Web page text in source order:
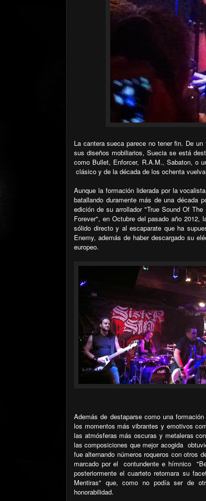
La cantera sueca parece no tener fin. De
sus diseños mobiliarios, Suecia se está
como Bullet, Enforcer, R.A.M., Sabaton, o
clásico y de la década de los ochenta
Aunque la formación liderada por la
batallando duramente más de una década
edición de su arrollador "True Sound Of
Forever", en Octubre del pasado año 2012,
sólido directo y al escaparate que ha
Enemy, además de haber descargado su
europeo.
Además de destaparse como una
los momentos más vibrantes y emotivos
las atmósferas más oscuras y metaleras
las composiciones que mejor acogida
fue alternando números roqueros con otros
marcado por el
contundente e hímnico
posteriormente el cuarteto retomara su
Mentiras" que, como no podía ser de
honorabilidad.